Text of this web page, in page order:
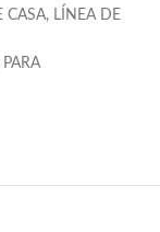
CASA, LÍNEA DE
PARA